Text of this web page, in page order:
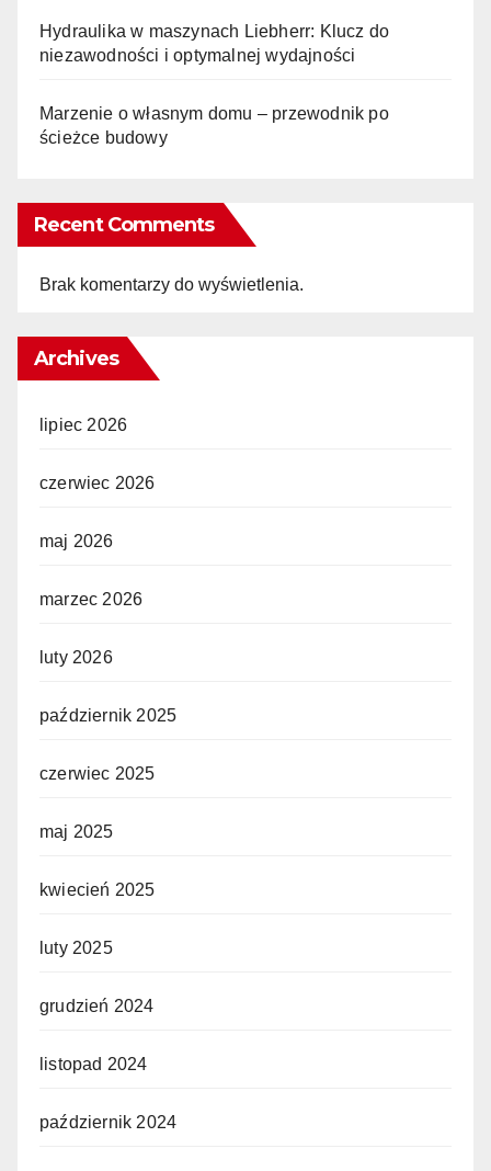
Hydraulika w maszynach Liebherr: Klucz do
niezawodności i optymalnej wydajności
Marzenie o własnym domu – przewodnik po
ścieżce budowy
Recent Comments
Brak komentarzy do wyświetlenia.
Archives
lipiec 2026
czerwiec 2026
maj 2026
marzec 2026
luty 2026
październik 2025
czerwiec 2025
maj 2025
kwiecień 2025
luty 2025
grudzień 2024
listopad 2024
październik 2024